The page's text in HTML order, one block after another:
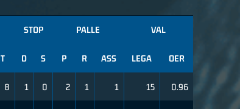
STOP PALLE VAL
T D S P R ASS LEGA OER
8 1 0 2 1 1 15 0.96